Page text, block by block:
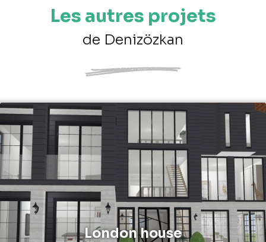
Les autres projets
de Denizözkan
London house